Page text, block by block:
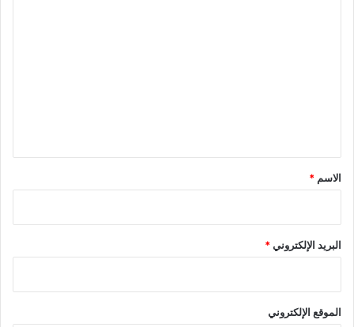
*
الاسم *
البريد الإلكتروني*
الموقع الإلكتروني